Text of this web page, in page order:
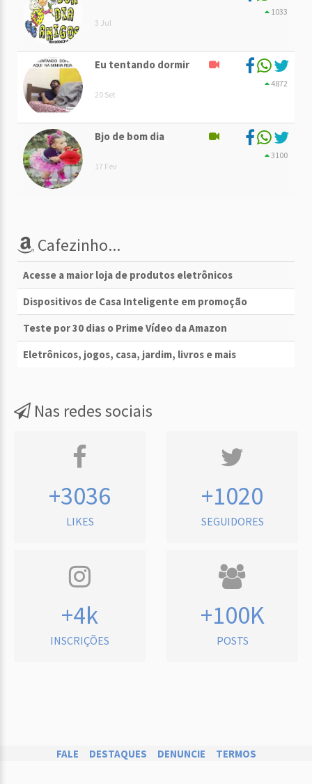
3 Jul
1033
Eu tentando dormir
20 Set
4872
Bjo de bom dia
17 Fev
3100
Cafezinho...
Acesse a maior loja de produtos eletrônicos
Dispositivos de Casa Inteligente em promoção
Teste por 30 dias o Prime Vídeo da Amazon
Eletrônicos, jogos, casa, jardim, livros e mais
Nas redes sociais
+3036
LIKES
+1020
SEGUIDORES
+4k
INSCRIÇÕES
+100K
POSTS
FALE DESTAQUES DENUNCIE TERMOS